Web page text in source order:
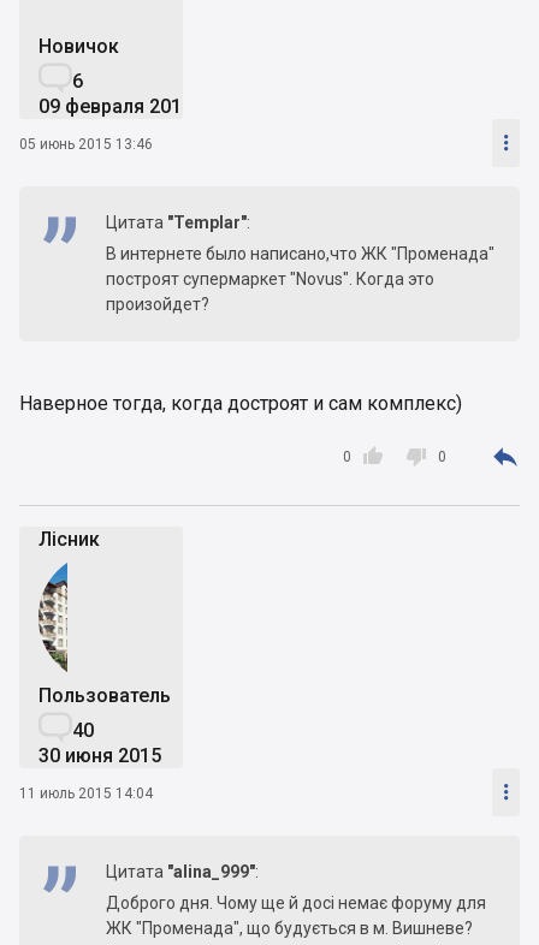
Новичок
6
09 февраля 2015
05 июнь 2015 13:46 
Цитата "Templar":
В интернете было написано,что ЖК "Променада"
построят супермаркет "Novus". Когда это
произойдет?
Наверное тогда, когда достроят и сам комплекс)

0  0 
Лісник
Пользователь
40
30 июня 2015
11 июль 2015 14:04 
Цитата "alina_999":
Доброго дня. Чому ще й досі немає форуму для
ЖК "Променада", що будується в м. Вишневе?